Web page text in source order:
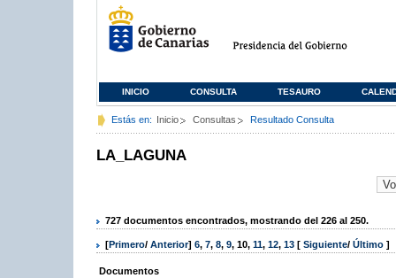
INICIO CONSULTA TESAURO
Estás en: Inicio Consultas Resultado Consulta
LA_LAGUNA
727 documentos encontrados, mostrando del 226 al 250.
[Primero/ Anterior] 6, 7, 8, 9, 10, 11, 12, 13 [ Siguiente/ Último ]
Documentos